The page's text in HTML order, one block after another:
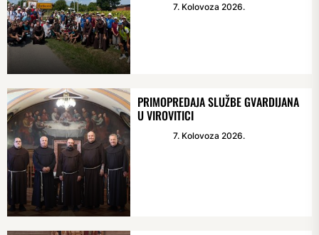
7. Kolovoza 2026.
PRIMOPREDAJA SLUŽBE GVARDIJANA
U VIROVITICI
7. Kolovoza 2026.